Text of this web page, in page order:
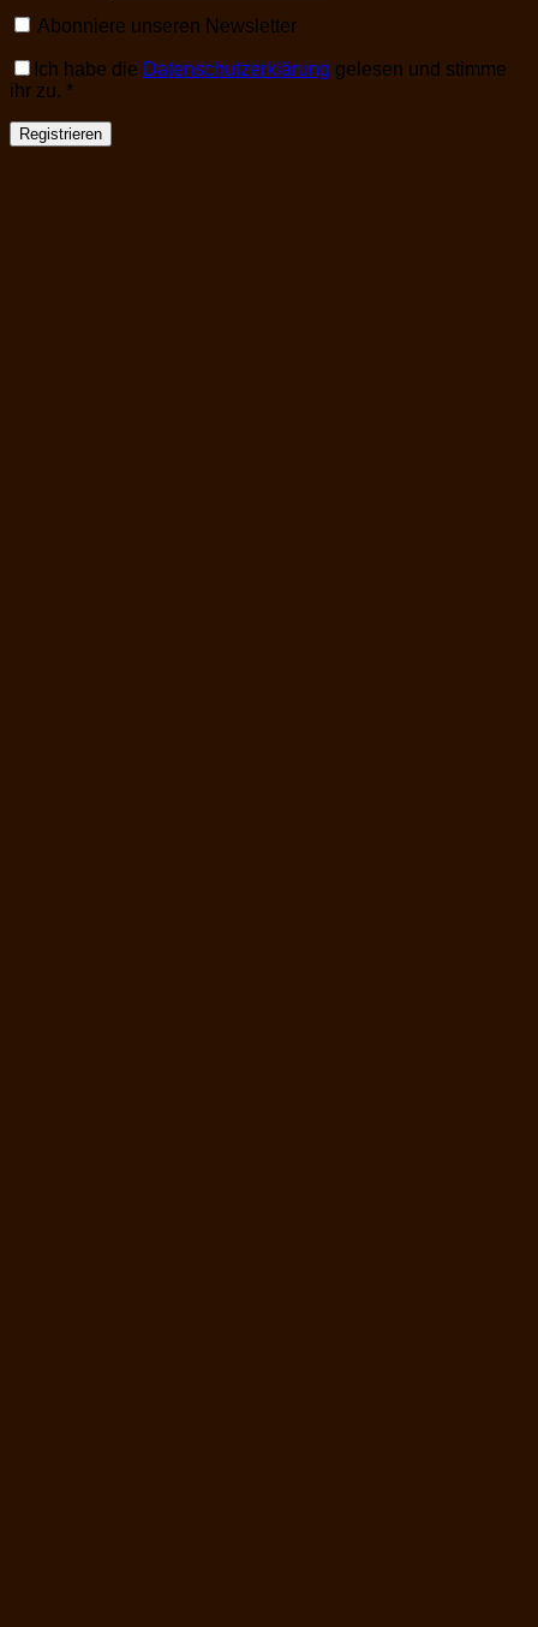
Abonniere unseren Newsletter
Ich habe die Datenschutzerklärung gelesen und stimme
ihr zu. *
Registrieren